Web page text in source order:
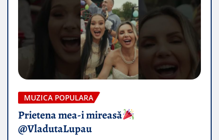
MUZICA POPULARA
Prietena mea-i mireasă​
@VladutaLupau